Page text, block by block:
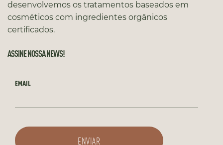
desenvolvemos os tratamentos baseados em
cosméticos com ingredientes orgânicos
certificados.
ASSINE NOSSA NEWS!
EMAIL